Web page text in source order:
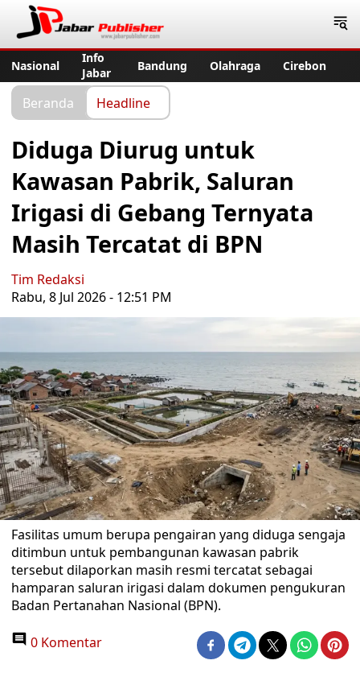
Nasional
Info
Jabar
Bandung Olahraga Cirebon
Beranda Headline
Diduga Diurug untuk
Kawasan Pabrik, Saluran
Irigasi di Gebang Ternyata
Masih Tercatat di BPN
Tim Redaksi
Rabu, 8 Jul 2026 - 12:51 PM
Fasilitas umum berupa pengairan yang diduga sengaja
ditimbun untuk pembangunan kawasan pabrik
tersebut dilaporkan masih resmi tercatat sebagai
hamparan saluran irigasi dalam dokumen pengukuran
Badan Pertanahan Nasional (BPN).
0 Komentar